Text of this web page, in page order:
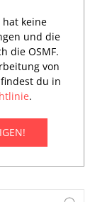
keine
und die
die OSMF.
von
du in
.